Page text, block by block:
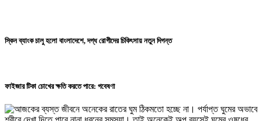
স্কিন ব্যাংক চালু হলো বাংলাদেশে, দগ্ধ রোগীদের চিকিৎসায় নতুন দিগন্ত
ফাইজার টিকা চোখের ক্ষতি করতে পারে: গবেষণা